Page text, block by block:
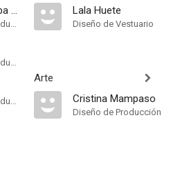
Fernando Trueba P.C
Compañía de Produccion
Compañía de Produccion
Compañía de Produccion
Lala Huete
Diseño de Vestuario
Arte
Cristina Mampaso
Diseño de Producción